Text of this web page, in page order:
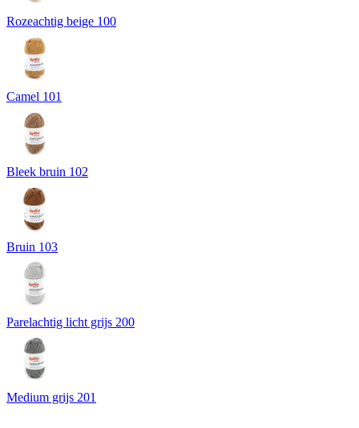
Rozeachtig beige 100
Camel 101
Bleek bruin 102
Bruin 103
Parelachtig licht grijs 200
Medium grijs 201